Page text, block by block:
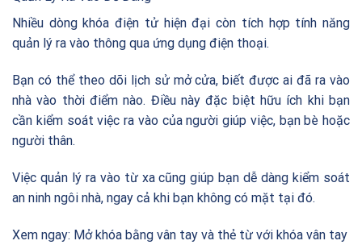
Nhiều dòng khóa điện tử hiện đại còn tích hợp tính năng
quản lý ra vào thông qua ứng dụng điện thoại.
Bạn có thể theo dõi lịch sử mở cửa, biết được ai đã ra vào
nhà vào thời điểm nào. Điều này đặc biệt hữu ích khi bạn
cần kiểm soát việc ra vào của người giúp việc, bạn bè hoặc
người thân.
Việc quản lý ra vào từ xa cũng giúp bạn dễ dàng kiểm soát
an ninh ngôi nhà, ngay cả khi bạn không có mặt tại đó.
Xem ngay: Mở khóa bằng vân tay và thẻ từ với khóa vân tay